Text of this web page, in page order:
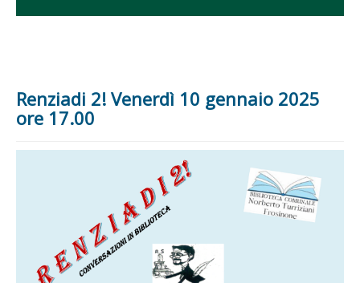
Renziadi 2! Venerdì 10 gennaio 2025
ore 17.00